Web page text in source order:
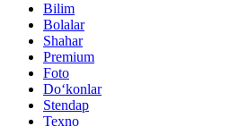
Bilim
Bolalar
Shahar
Premium
Foto
Do‘konlar
Stendap
Texno